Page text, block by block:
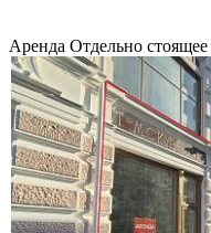
Аренда Отдельно стоящее